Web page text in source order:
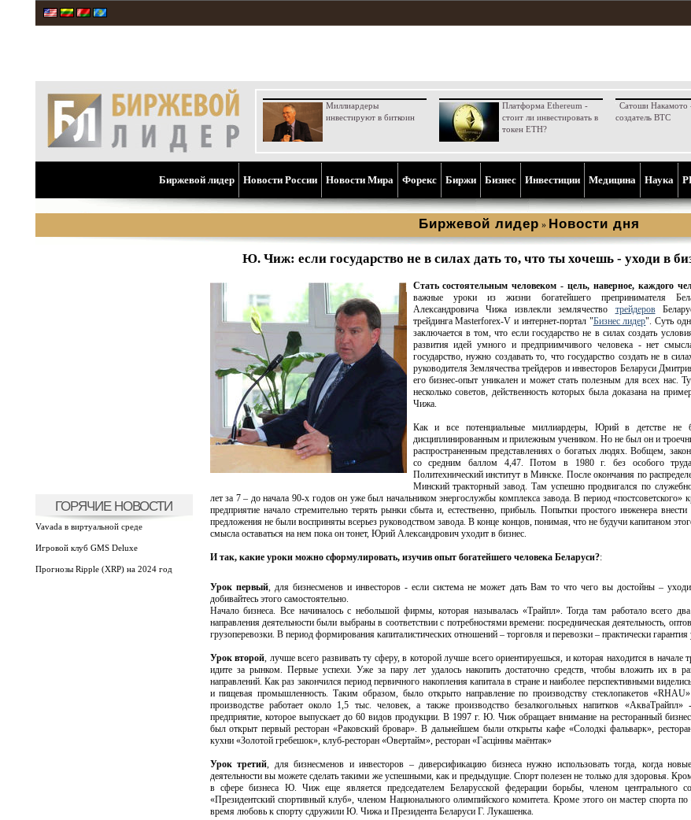
Миллиардеры
инвестируют в биткоин
Платформа Ethereum -
стоит ли инвестировать в
токен ETH?
Сатоши Накамото
создатель BTC
Биржевой лидер Новости России Новости Мира Форекс Биржи Бизнес Инвестиции Медицина Наука
Биржевой лидер » Новости дня
ГОРЯЧИЕ НОВОСТИ
Vavada в виртуальной среде
Игровой клуб GMS Deluxe
Прогнозы Ripple (XRP) на 2024 год
Ю. Чиж: если государство не в силах дать то, что ты хочешь - уходи в
Стать состоятельным человеком - цель, наверное, каждого
важные уроки из жизни богатейшего препринимателя
Александровича Чижа извлекли землячество трейдеров
трейдинга Masterforex-V и интернет-портал "Бизнес лидер". Суть
заключается в том, что если государство не в силах создать
развития идей умного и предприимчивого человека - нет
государство, нужно создавать то, что государство создать не в
руководителя Землячества трейдеров и инвесторов Беларуси
его бизнес-опыт уникален и может стать полезным для всех нас.
несколько советов, действенность которых была доказана на
Чижа.
Как и все потенциальные миллиардеры, Юрий в детстве не
дисциплинированным и прилежным учеником. Но не был он и
распространенным представлениях о богатых людях. Вобщем,
со средним баллом 4,47. Потом в 1980 г. без особого
Политехнический институт в Минске. После окончания по
Минский тракторный завод. Там успешно продвигался по
лет за 7 – до начала 90-х годов он уже был начальником энергослужбы комплекса завода. В период «постсоветского»
предприятие начало стремительно терять рынки сбыта и, естественно, прибыль. Попытки простого инженера внести
предложения не были восприняты всерьез руководством завода. В конце концов, понимая, что не будучи капитаном
смысла оставаться на нем пока он тонет, Юрий Александрович уходит в бизнес.
И так, какие уроки можно сформулировать, изучив опыт богатейшего человека Беларуси?:
Урок первый, для бизнесменов и инвесторов - если система не может дать Вам то что чего вы достойны –
добивайтесь этого самостоятельно.
Начало бизнеса. Все начиналось с небольшой фирмы, которая называлась «Трайпл». Тогда там работало всего
направления деятельности были выбраны в соответствии с потребностями времени: посредническая деятельность,
грузоперевозки. В период формирования капиталистических отношений – торговля и перевозки – практически гарантия
Урок второй, лучше всего развивать ту сферу, в которой лучше всего ориентируешься, и которая находится в начале
идите за рынком. Первые успехи. Уже за пару лет удалось накопить достаточно средств, чтобы вложить их в
направлений. Как раз закончился период первичного накопления капитала в стране и наиболее перспективными
и пищевая промышленность. Таким образом, было открыто направление по производству стеклопакетов
производстве работает около 1,5 тыс. человек, а также производство безалкогольных напитков «АкваТрайпл»
предприятие, которое выпускает до 60 видов продукции. В 1997 г. Ю. Чиж обращает внимание на ресторанный
был открыт первый ресторан «Раковский бровар». В дальнейшем были открыты кафе «Солодкі фальварк»,
кухни «Золотой гребешок», клуб-ресторан «Овертайм», ресторан «Гасцінны маёнтак»
Урок третий, для бизнесменов и инвесторов – диверсификацию бизнеса нужно использовать тогда, когда
деятельности вы можете сделать такими же успешными, как и предыдущие. Спорт полезен не только для здоровья.
в сфере бизнеса Ю. Чиж еще является председателем Беларусской федерации борьбы, членом центрального
«Президентский спортивный клуб», членом Национального олимпийского комитета. Кроме этого он мастер спорта
время любовь к спорту сдружили Ю. Чижа и Президента Беларуси Г. Лукашенка.